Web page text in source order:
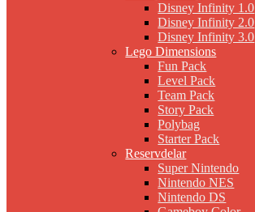
Disney Infinity 1.0
Disney Infinity 2.0
Disney Infinity 3.0
Lego Dimensions
Fun Pack
Level Pack
Team Pack
Story Pack
Polybag
Starter Pack
Reservdelar
Super Nintendo
Nintendo NES
Nintendo DS